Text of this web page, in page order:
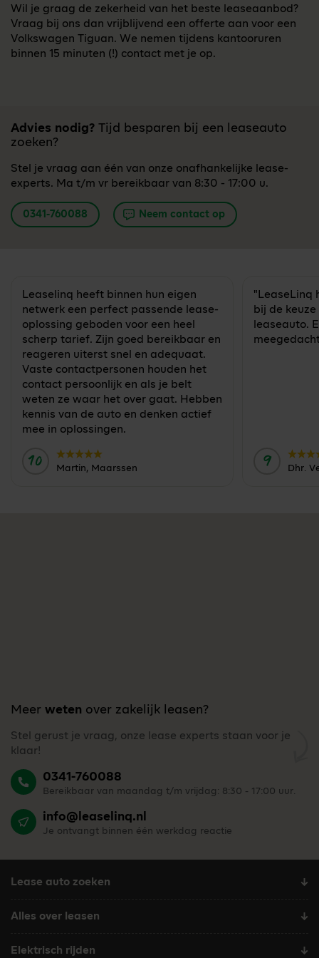
Wil je graag de zekerheid van het beste leaseaanbod?
Vraag bij ons dan vrijblijvend een offerte aan voor een
Volkswagen Tiguan. We nemen tijdens kantooruren
binnen 15 minuten (!) contact met je op.
Advies nodig? Tijd besparen bij een leaseauto
zoeken?
Stel je vraag aan één van onze onafhankelijke lease-
experts. Ma t/m vr bereikbaar van 8:30 - 17:00 u.
0341-760088 Neem contact op
Leaselinq heeft binnen hun eigen
netwerk een perfect passende lease-
oplossing geboden voor een heel
scherp tarief. Zijn goed bereikbaar en
reageren uiterst snel en adequaat.
Vaste contactpersonen houden het
contact persoonlijk en als je belt
weten ze waar het over gaat. Hebben
kennis van de auto en denken actief
mee in oplossingen.
10 Door:
Martin, Maarssen
"LeaseLinq
bij de
leaseauto.
9 Door:
Dhr.
Meer weten over zakelijk leasen?
Stel gerust je vraag, onze lease experts staan voor je
klaar!
0341-760088
Bereikbaar van maandag t/m vrijdag: 8:30 - 17:00 uur.
info@leaselinq.nl
Je ontvangt binnen één werkdag reactie
Lease auto zoeken
Alles over leasen
Elektrisch rijden